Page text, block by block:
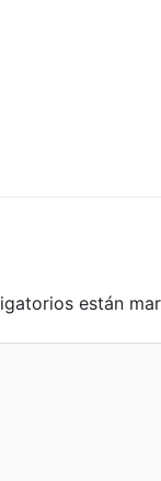
están